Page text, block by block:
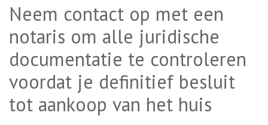
Neem contact op met een
notaris om alle juridische
documentatie te controleren
voordat je definitief besluit
tot aankoop van het huis